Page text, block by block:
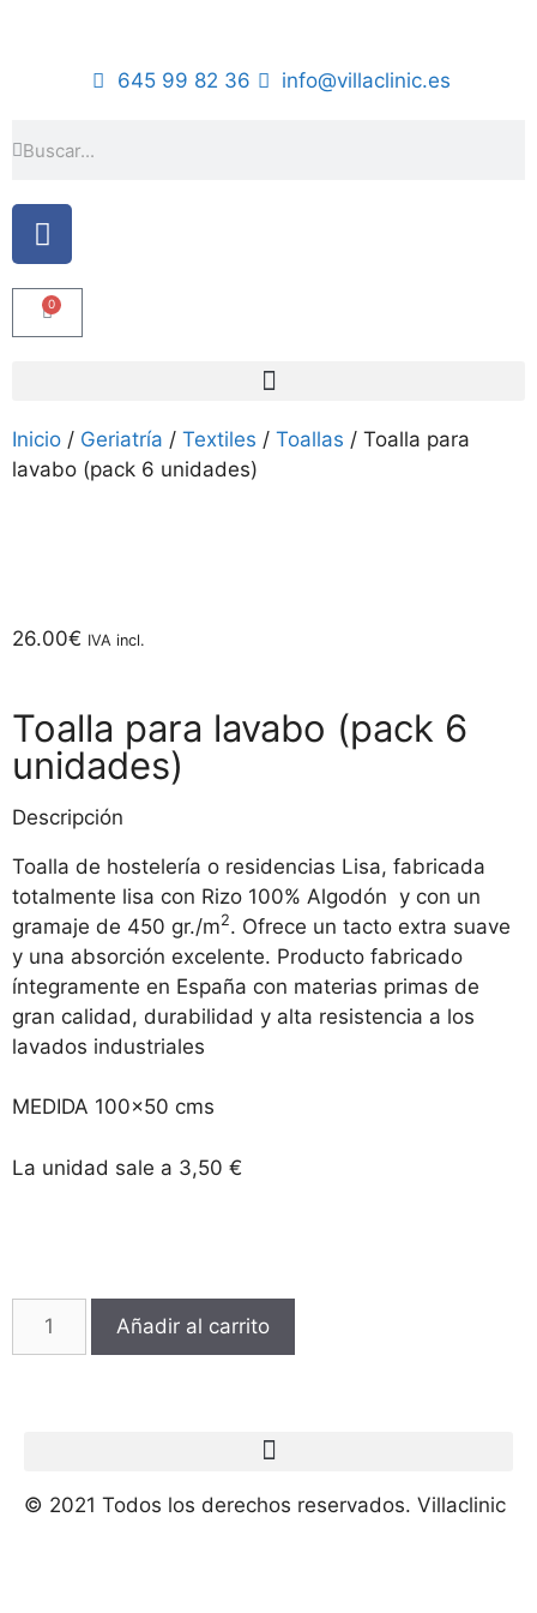
645 99 82 36 info@villaclinic.es
0
Inicio / Geriatría / Textiles / Toallas / Toalla para
lavabo (pack 6 unidades)
26.00€ IVA incl.
Toalla para lavabo (pack 6
unidades)
Descripción
Toalla de hostelería o residencias Lisa, fabricada
totalmente lisa con Rizo 100% Algodón y con un
gramaje de 450 gr./m2. Ofrece un tacto extra suave
y una absorción excelente. Producto fabricado
íntegramente en España con materias primas de
gran calidad, durabilidad y alta resistencia a los
lavados industriales
MEDIDA 100×50 cms
La unidad sale a 3,50 €
Añadir al carrito
© 2021 Todos los derechos reservados. Villaclinic